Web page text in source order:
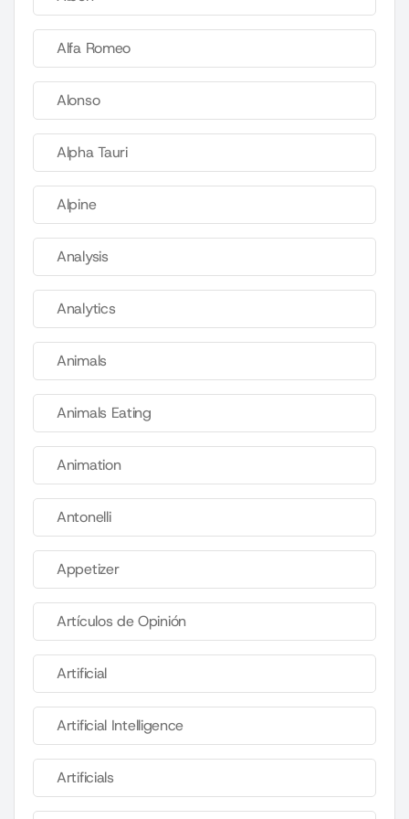
Alfa Romeo
Alonso
Alpha Tauri
Alpine
Analysis
Analytics
Animals
Animals Eating
Animation
Antonelli
Appetizer
Artículos de Opinión
Artificial
Artificial Intelligence
Artificials